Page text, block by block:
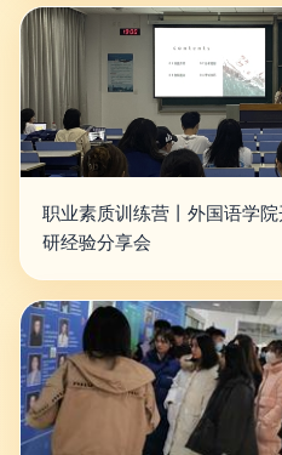
职业素质训练营丨外国语学
研经验分享会